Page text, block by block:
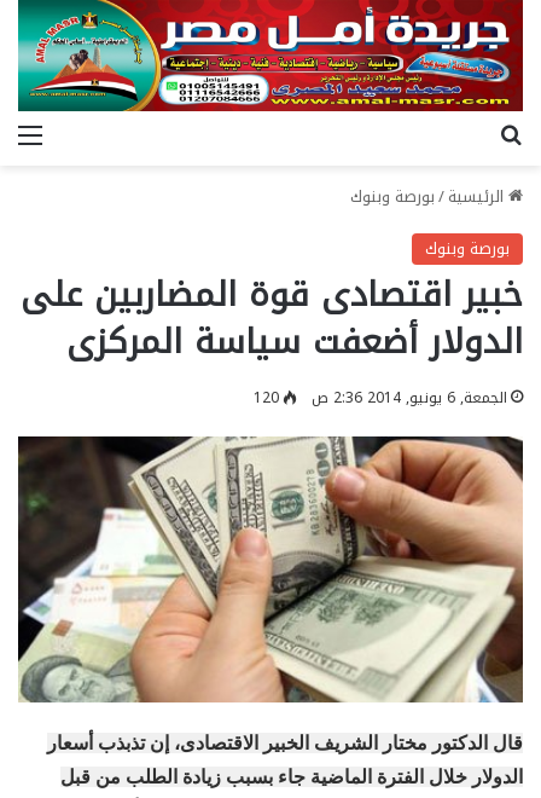
الرئيسية/بورصة وبنوك
بورصة وبنوك
خبير اقتصادى قوة المضاربين على
الدولار أضعفت سياسة المركزى
الجمعة, 6 يونيو, 2014 2:36 ص 120
قال الدكتور مختار الشريف الخبير الاقتصادى، إن تذبذب أسعار
الدولار خلال الفترة الماضية جاء بسبب زيادة الطلب من قبل